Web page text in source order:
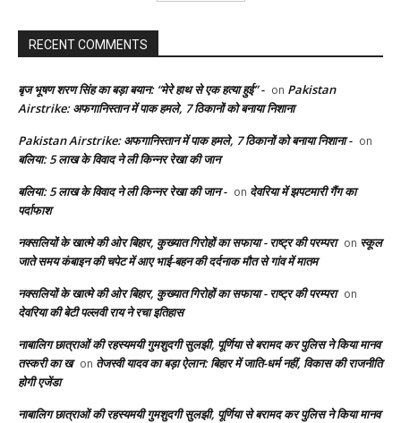
RECENT COMMENTS
बृज भूषण शरण सिंह का बड़ा बयान: “मेरे हाथ से एक हत्या हुई” - on Pakistan
Airstrike: अफगानिस्तान में पाक हमले, 7 ठिकानों को बनाया निशाना
Pakistan Airstrike: अफगानिस्तान में पाक हमले, 7 ठिकानों को बनाया निशाना - on
बलिया: 5 लाख के विवाद ने ली किन्नर रेखा की जान
बलिया: 5 लाख के विवाद ने ली किन्नर रेखा की जान - on देवरिया में झपटमारी गैंग का
पर्दाफाश
नक्सलियों के खात्मे की ओर बिहार, कुख्यात गिरोहों का सफाया - राष्ट्र की परम्परा on स्कूल
जाते समय कंबाइन की चपेट में आए भाई-बहन की दर्दनाक मौत से गांव में मातम
नक्सलियों के खात्मे की ओर बिहार, कुख्यात गिरोहों का सफाया - राष्ट्र की परम्परा on
देवरिया की बेटी पल्लवी राय ने रचा इतिहास
नाबालिग छात्राओं की रहस्यमयी गुमशुदगी सुलझी, पूर्णिया से बरामद कर पुलिस ने किया मानव
तस्करी का ख on तेजस्वी यादव का बड़ा ऐलान: बिहार में जाति-धर्म नहीं, विकास की राजनीति
होगी एजेंडा
नाबालिग छात्राओं की रहस्यमयी गुमशुदगी सुलझी, पूर्णिया से बरामद कर पुलिस ने किया मानव